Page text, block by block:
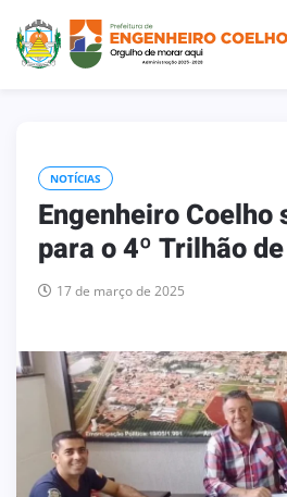
NOTÍCIAS
Engenheiro Coelho
para o 4º Trilhão
17 de março de 2025